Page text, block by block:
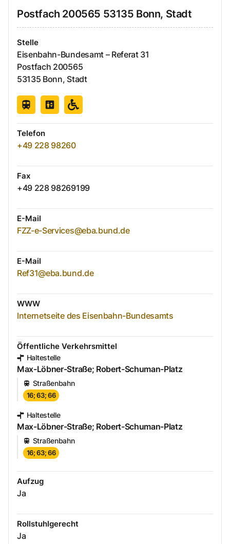
Postfach 200565 53135 Bonn, Stadt
Stelle
Eisenbahn-Bundesamt – Referat 31
Postfach 200565
53135 Bonn, Stadt
Telefon
+49 228 98260
Fax
+49 228 98269199
E-Mail
FZZ-e-Services@eba.bund.de
E-Mail
Ref31@eba.bund.de
WWW
Internetseite des Eisenbahn-Bundesamts
Öffentliche Verkehrsmittel
Haltestelle
Max-Löbner-Straße; Robert-Schuman-Platz
Straßenbahn
16; 63; 66
Haltestelle
Max-Löbner-Straße; Robert-Schuman-Platz
Straßenbahn
16; 63; 66
Aufzug
Ja
Rollstuhlgerecht
Ja